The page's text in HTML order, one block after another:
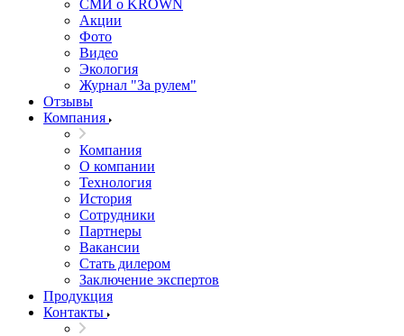
СМИ о KROWN
Акции
Фото
Видео
Экология
Журнал "За рулем"
Отзывы
Компания
Компания
О компании
Технология
История
Сотрудники
Партнеры
Вакансии
Стать дилером
Заключение экспертов
Продукция
Контакты